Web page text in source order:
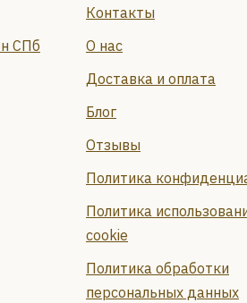
СПб
Контакты
О нас
Доставка и оплата
Блог
Отзывы
Политика
Политика
cookie
Политика обработки
персональных данных